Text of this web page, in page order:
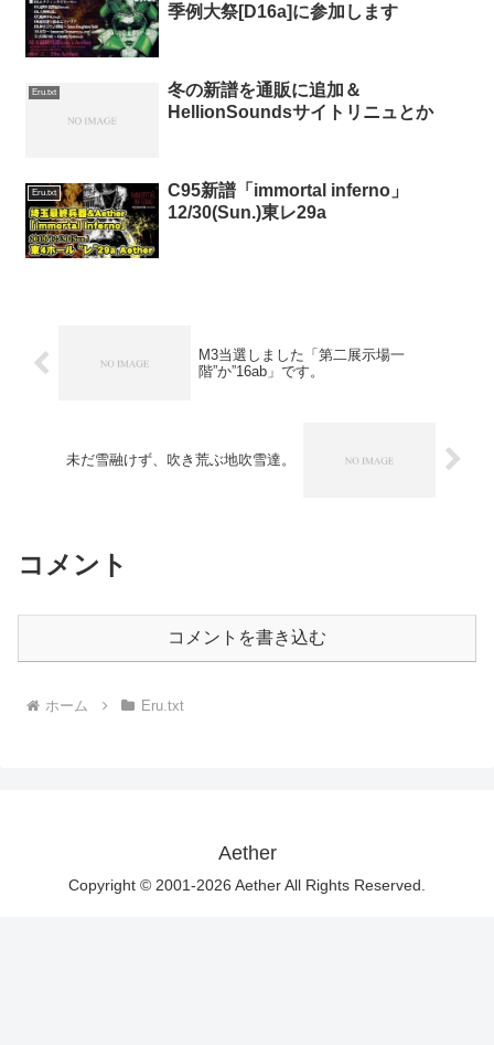
季例大祭[D16a]に参加します
Eru.txt
冬の新譜を通販に追加＆
HellionSoundsサイトリニュとか
Eru.txt
C95新譜「immortal inferno」
12/30(Sun.)東レ29a
M3当選しました「第二展示場一
階”か”16ab」です。
未だ雪融けず、吹き荒ぶ地吹雪達。
コメント
コメントを書き込む
ホーム Eru.txt
Aether
Copyright © 2001-2026 Aether All Rights Reserved.